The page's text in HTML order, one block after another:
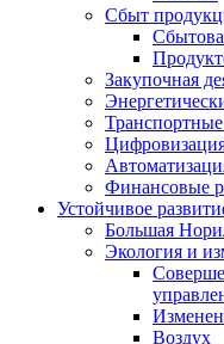
Сбыт
Закупочная
Финансовые
Устойчивое
Большая
Экология и
Воздух